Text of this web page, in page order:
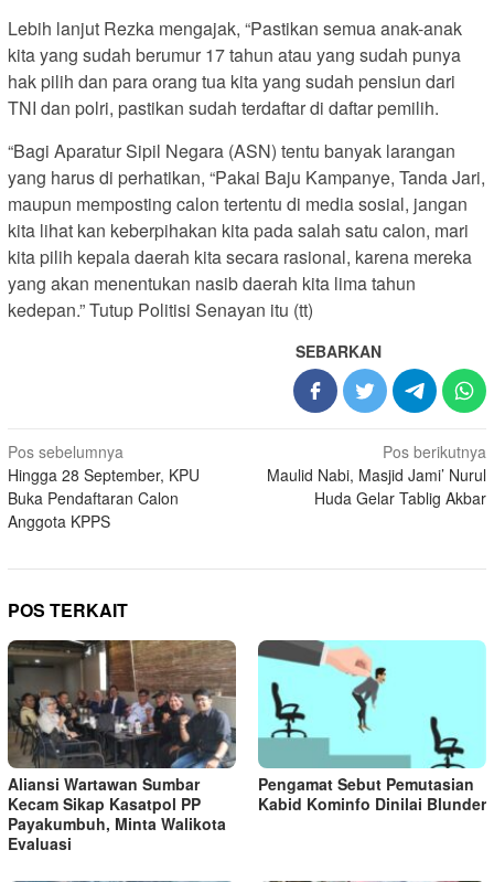
Lebih lanjut Rezka mengajak, “Pastikan semua anak-anak
kita yang sudah berumur 17 tahun atau yang sudah punya
hak pilih dan para orang tua kita yang sudah pensiun dari
TNI dan polri, pastikan sudah terdaftar di daftar pemilih.
“Bagi Aparatur Sipil Negara (ASN) tentu banyak larangan
yang harus di perhatikan, “Pakai Baju Kampanye, Tanda Jari,
maupun memposting calon tertentu di media sosial, jangan
kita lihat kan keberpihakan kita pada salah satu calon, mari
kita pilih kepala daerah kita secara rasional, karena mereka
yang akan menentukan nasib daerah kita lima tahun
kedepan.” Tutup Politisi Senayan itu (tt)
SEBARKAN
Navigasi
pos
Pos sebelumnya
Hingga 28 September, KPU
Buka Pendaftaran Calon
Anggota KPPS
Pos berikutnya
Maulid Nabi, Masjid Jami’ Nurul
Huda Gelar Tablig Akbar
POS TERKAIT
Aliansi Wartawan Sumbar
Kecam Sikap Kasatpol PP
Payakumbuh, Minta Walikota
Evaluasi
Pengamat Sebut Pemutasian
Kabid Kominfo Dinilai Blunder